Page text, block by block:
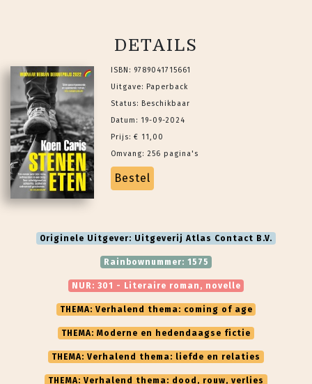
DETAILS
ISBN: 9789041715661
Uitgave: Paperback
Status: Beschikbaar
Datum: 19-09-2024
Prijs: € 11,00
Omvang: 256 pagina's
Bestel
Originele Uitgever: Uitgeverij Atlas Contact B.V.
Rainbownummer: 1575
NUR: 301 - Literaire roman, novelle
THEMA: Verhalend thema: coming of age
THEMA: Moderne en hedendaagse fictie
THEMA: Verhalend thema: liefde en relaties
THEMA: Verhalend thema: dood, rouw, verlies